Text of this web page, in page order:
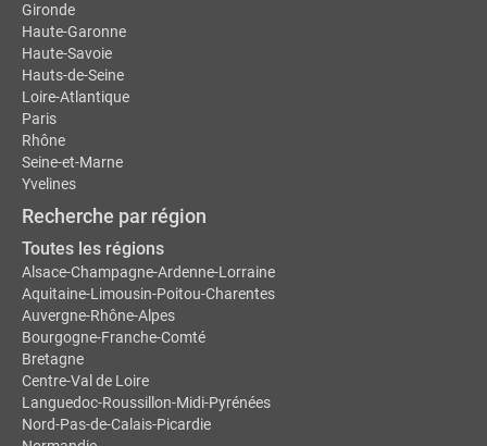
Gironde
Haute-Garonne
Haute-Savoie
Hauts-de-Seine
Loire-Atlantique
Paris
Rhône
Seine-et-Marne
Yvelines
Recherche par région
Toutes les régions
Alsace-Champagne-Ardenne-Lorraine
Aquitaine-Limousin-Poitou-Charentes
Auvergne-Rhône-Alpes
Bourgogne-Franche-Comté
Bretagne
Centre-Val de Loire
Languedoc-Roussillon-Midi-Pyrénées
Nord-Pas-de-Calais-Picardie